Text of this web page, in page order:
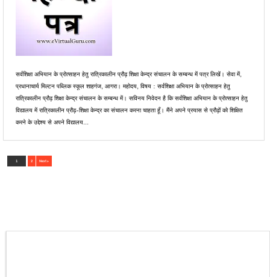
सर्वशिक्षा अभियान के प्रोत्साहन हेतु रात्रिकालीन प्रौढ़ शिक्षा केन्द्र संचालन के सम्बन्ध में पत्र लिखें। सेवा में,
प्रधानाचार्य मिल्टन पब्लिक स्कूल शाहगंज, आगरा। महोदय, विषय : सर्वशिक्षा अभियान के प्रोत्साहन हेतु
रात्रिकालीन प्रौढ़ शिक्षा केन्द्र संचालन के सम्बन्ध में। सविनय निवेदन है कि सर्वशिक्षा अभियान के प्रोत्साहन हेतु
विद्यालय में रात्रिकालीन प्रौढ़-शिक्षा केन्द्र का संचालन करना चाहता हूँ। मैंने अपने प्रयास से प्रौढ़ों को शिक्षित
करने के उद्देश्य से अपने विद्यालय...
1 2 Next »